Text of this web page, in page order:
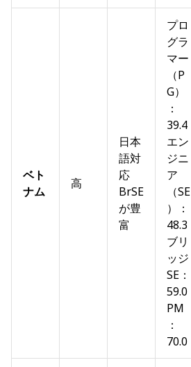
ベト
ナム
高
日本
語対
応
BrSE
が豊
富
プロ
グラ
マー
（P
G）
：
39.4
エン
ジニ
ア
（SE
）：
48.3
ブリ
ッジ
SE：
59.0
PM
：
70.0